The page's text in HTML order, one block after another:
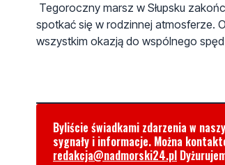
Tegoroczny marsz w Słupsku
spotkać się w rodzinnej atmosferze.
wszystkim okazją do wspólnego
Byliście świadkami zdarzenia w
sygnały i informacje. Można
redakcja@nadmorski24.pl